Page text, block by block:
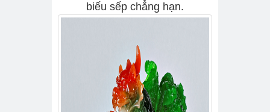
biếu sếp chẳng hạn.